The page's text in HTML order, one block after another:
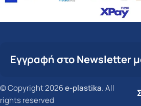
Εγγραφή στο Newsletter
© Copyright 2026e-plastika. All
rights reserved